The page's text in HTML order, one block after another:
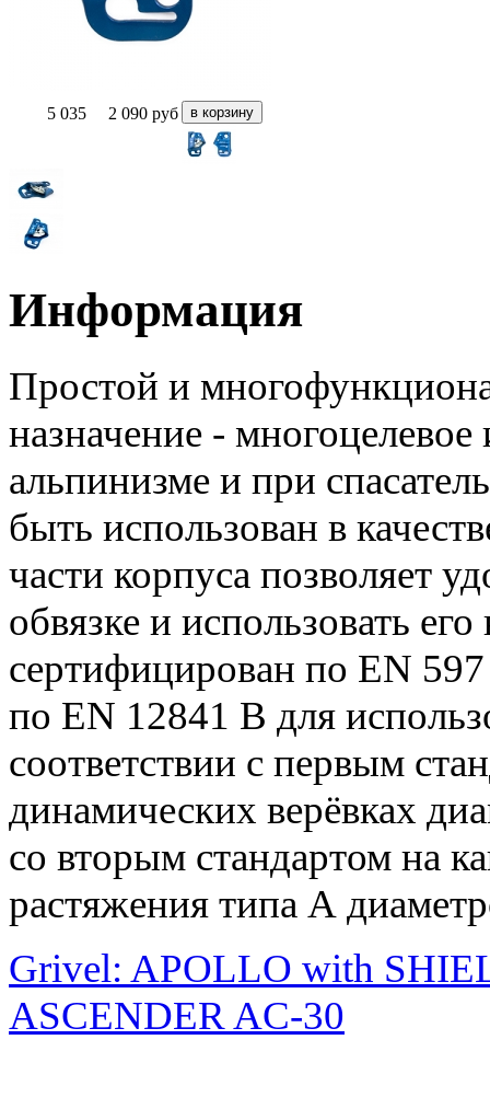
5 035 2 090 руб
Информация
Простой и
назначение -
альпинизме и при
быть использован в
части корпуса позволяет
обвязке и использовать
сертифицирован по EN
по EN 12841 B для
соответствии с первым
динамических верёвках
со вторым стандартом на
растяжения типа А
Grivel: APOLLO with
ASCENDER AC-30